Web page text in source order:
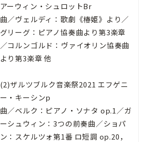
アーウィン・シュロットBr
曲／ヴェルディ：歌劇《椿姫》より／
グリーグ：ピアノ協奏曲より第3楽章
／コルンゴルド：ヴァイオリン協奏曲
より第3楽章 他
(2)ザルツブルク音楽祭2021 エフゲニ
ー・キーシンp
曲／ベルク：ピアノ・ソナタ op.1／ガ
ーシュウィン：3つの前奏曲／ショパ
ン：スケルツォ第1番 ロ短調 op.20，